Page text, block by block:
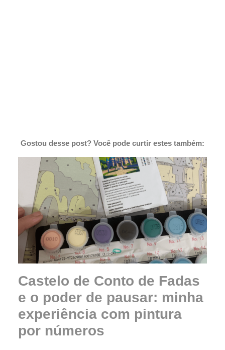
Gostou desse post? Você pode curtir estes também:
Castelo de Conto de Fadas
e o poder de pausar: minha
experiência com pintura
por números